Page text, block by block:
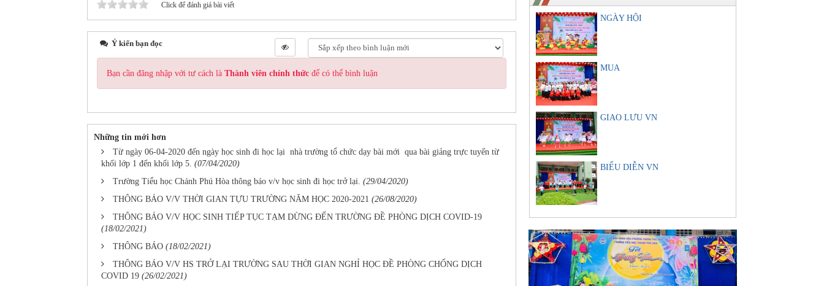
Click để đánh giá bài viết
Ý kiến bạn đọc
Bạn cần đăng nhập với tư cách là Thành viên chính thức để có thể bình luận
Những tin mới hơn
Từ ngày 06-04-2020 đến ngày học sinh đi học lại nhà trường tổ chức dạy bài mới qua bài giảng trực tuyến từ
khối lớp 1 đến khối lớp 5. (07/04/2020)
Trường Tiểu học Chánh Phú Hòa thông báo v/v học sinh đi học trở lại. (29/04/2020)
THÔNG BÁO V/V THỜI GIAN TỰU TRƯỜNG NĂM HỌC 2020-2021 (26/08/2020)
THÔNG BÁO V/V HỌC SINH TIẾP TỤC TẠM DỪNG ĐẾN TRƯỜNG ĐỀ PHÒNG DỊCH COVID-19
(18/02/2021)
THÔNG BÁO (18/02/2021)
THÔNG BÁO V/V HS TRỞ LẠI TRƯỜNG SAU THỜI GIAN NGHỈ HỌC ĐỀ PHÒNG CHỐNG DỊCH
COVID 19 (26/02/2021)
NGÀY HỘI
MUA
GIAO LƯU VN
BIỂU DIỄN VN